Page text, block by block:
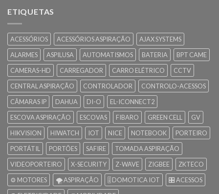
ETIQUETAS
ACESSÓRIOS ACESSÓRIOS ASPIRAÇÃO
AJAX SYSTEMS
ALARMES
ASPILUSA AUTOMATISMOS BATERIA
BPT CAME
CAMERAS-HD
CARREGADOR CARRO ELÉTRICO
CCTV
CENTRAL ASPIRAÇÃO
CONTROLADOR
CONTROLO-ACESSOS
CÂMARAS IP
DAHUA DI-O
EL-ICONNECT2
ESCOVA ASPIRAÇÃO
ESCOVAS FIBARO GREEN CELL
GV
HIKVISION
HIWATCH IOT NICE NOTEBOOK
PORTEIRO
PORTÁTIL
PORTÕES SAFIRE
TOMADA ASPIRAÇÃO
VIDEOPORTEIRO
X-SECURITY Z-WAVE ZIGBEE
ZKTECO
⚙️ MOTORES
🌪️ ASPIRAÇÃO 🎚️ DOMOTICA IOT
🎛️ ACESSOS